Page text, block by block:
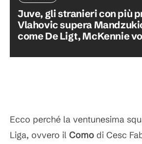
Juve, gli stranieri con più
Vlahovic supera
come De Ligt, McKennie
Ecco perché la ventunesima
Liga, ovvero il Como di Cesc